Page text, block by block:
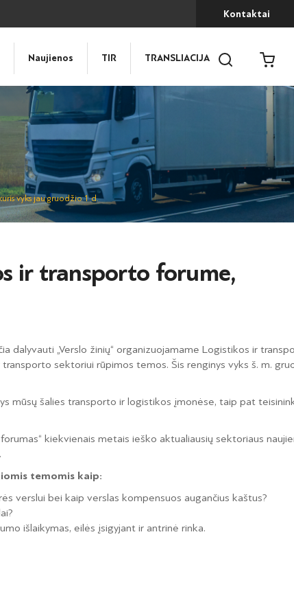
Kontaktai
Naujienos TIR TRANSLIACIJA
vyks jau gruodžio 1 d.
ir transporto forume,
dalyvauti „Verslo žinių“ organizuojamame Logistikos ir
sektoriui rūpimos temos. Šis renginys vyks š. m.
mūsų šalies transporto ir logistikos įmonėse, taip pat
kiekvienais metais ieško aktualiausių sektoriaus
temomis kaip:
verslui bei kaip verslas kompensuos augančius kaštus?
išlaikymas, eilės įsigyjant ir antrinė rinka.